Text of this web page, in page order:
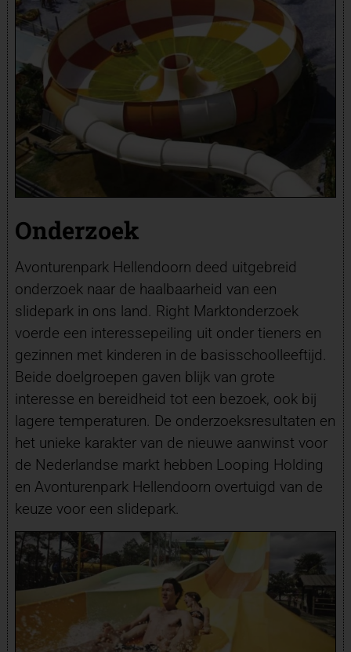
Onderzoek
Avonturenpark Hellendoorn deed uitgebreid
onderzoek naar de haalbaarheid van een
slidepark in ons land. Right Marktonderzoek
voerde een interessepeiling uit onder tieners en
gezinnen met kinderen in de basisschoolleeftijd.
Beide doelgroepen gaven blijk van grote
interesse en bereidheid tot een bezoek, ook bij
lagere temperaturen. De onderzoeksresultaten en
het unieke karakter van de nieuwe aanwinst voor
de Nederlandse markt hebben Looping Holding
en Avonturenpark Hellendoorn overtuigd van de
keuze voor een slidepark.